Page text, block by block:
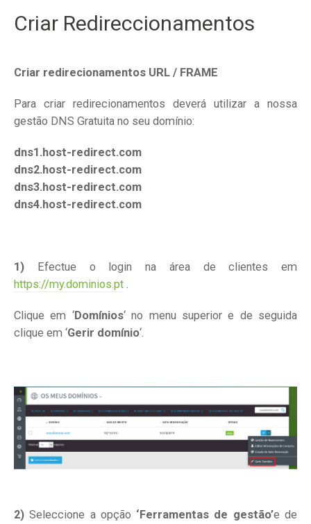
Criar Redireccionamentos
Criar redirecionamentos URL / FRAME
Para criar redirecionamentos deverá utilizar a nossa
gestão DNS Gratuita no seu domínio:
dns1.host-redirect.com
dns2.host-redirect.com
dns3.host-redirect.com
dns4.host-redirect.com
1) Efectue o login na área de clientes em
https://my.dominios.pt .
Clique em ‘Domínios‘ no menu superior e de seguida
clique em ‘Gerir domínio‘.
2) Seleccione a opção ‘Ferramentas de gestão’e de